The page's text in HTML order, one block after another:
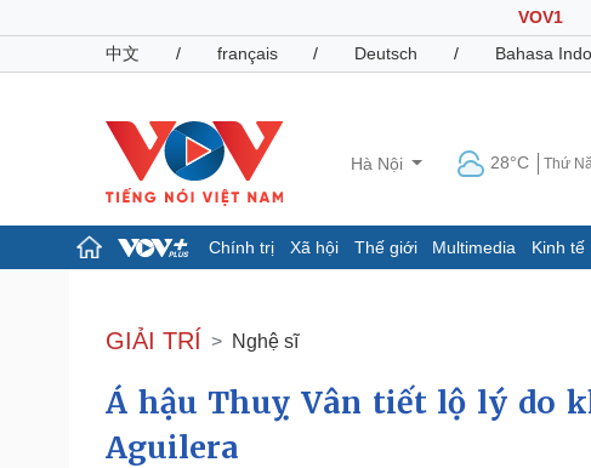
VOV1
中文
/ français / Deutsch / Bahasa
Hà Nội 28°C Thứ
Chính trị Xã hội Thế giới Multimedia Kinh tế
Đảng
Tổ chức nhân sự
Quốc hội
Nhận diện sự thật
Giáo dục
Dấu ấn VOV
GIẢI TRÍ Nghệ sĩ
Á hậu Thuỵ Vân tiết lộ lý do
Aguilera